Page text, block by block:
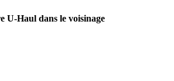
U-Haul dans le voisinage